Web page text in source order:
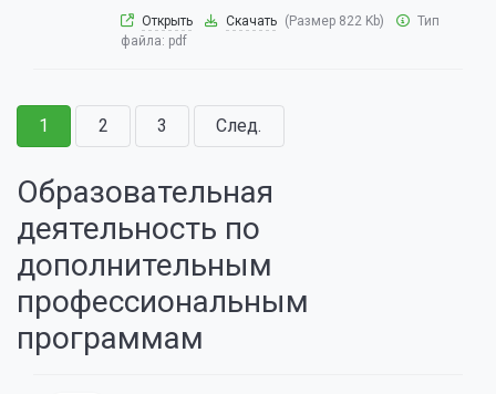
Открыть Скачать (Размер 822 Kb)
Тип
файла: pdf
1 2 3 След.
Образовательная
деятельность по
дополнительным
профессиональным
программам